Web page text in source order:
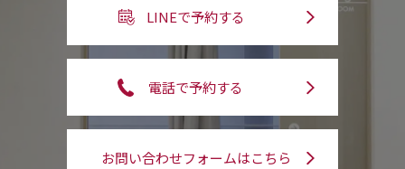
LINEで予約する
電話で予約する
お問い合わせフォームはこちら